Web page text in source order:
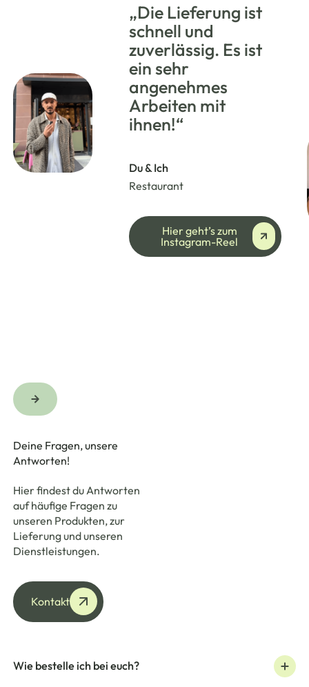
„Die Lieferung ist
schnell und
zuverlässig. Es ist
ein sehr
angenehmes
Arbeiten mit
ihnen!“
Du & Ich
Restaurant
Hier geht’s zum
Hier geht’s zum
Instagram-Reel
Deine Fragen, unsere
Antworten!
Hier findest du Antworten
auf häufige Fragen zu
unseren Produkten, zur
Lieferung und unseren
Dienstleistungen.
Kontakt
Kontakt
Wie bestelle ich bei euch?